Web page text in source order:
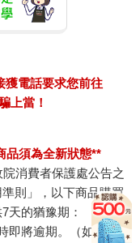
獲電話要求您前往
上當！
品須為全新狀態**
消費者保護處公告之
準則」，以下商品購買
天的猶豫期：
即將逾期。（如：生